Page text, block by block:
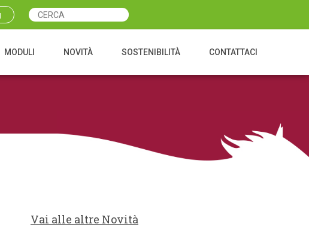
MODULI NOVITÀ SOSTENIBILITÀ CONTATTACI
Vai alle altre Novità